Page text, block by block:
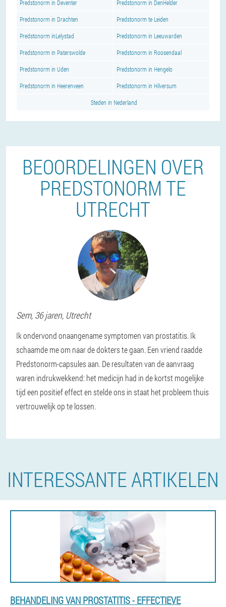
Predstonorm in Deventer Predstonorm in DenHelder
Predstonorm in Drachten Predstonorm te Leiden
Predstonorm inLelystad Predstonorm in Leeuwarden
Predstonorm in Paterswolde Predstonorm in Roosendaal
Predstonorm in Uden Predstonorm in Hengelo
Predstonorm in Heerenveen Predstonorm in Hilversum
Steden in Nederland
BEOORDELINGEN OVER
PREDSTONORM TE
UTRECHT
Sem, 36 jaren, Utrecht
Ik ondervond onaangename symptomen van prostatitis. Ik
schaamde me om naar de dokters te gaan. Een vriend raadde
Predstonorm-capsules aan. De resultaten van de aanvraag
waren indrukwekkend: het medicijn had in de kortst mogelijke
tijd een positief effect en stelde ons in staat het probleem thuis
vertrouwelijk op te lossen.
INTERESSANTE ARTIKELEN
BEHANDELING VAN PROSTATITIS - EFFECTIEVE